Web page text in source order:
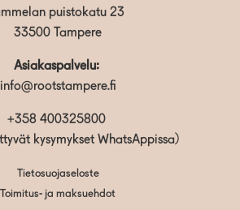
puistokatu 23
33500 Tampere
Asiakaspalvelu:
info@rootstampere.fi
+358 400325800
kysymykset WhatsAppissa)
Tietosuojaseloste
Toimitus- ja maksuehdot